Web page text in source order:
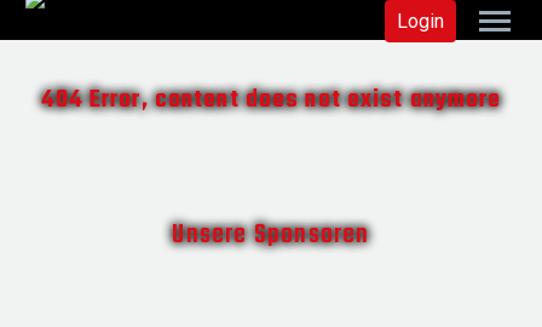
Login
404 Error, content does not exist anymore
Unsere Sponsoren